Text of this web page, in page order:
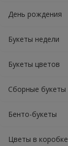
День рождения
Букеты недели
Букеты цветов
Сборные букеты
Бенто-букеты
Цветы в коробке